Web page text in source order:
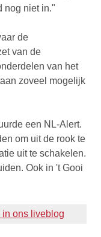
nog niet in."
de
van de
van het
zoveel mogelijk
een NL-Alert.
om uit de rook te
uit te schakelen.
Ook in 't Gooi
in ons liveblog